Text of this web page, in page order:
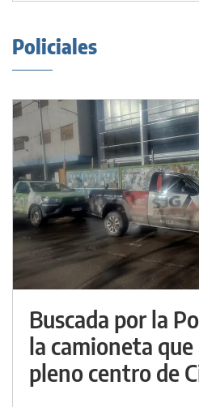
Policiales
Buscada por la
la camioneta que
pleno centro de